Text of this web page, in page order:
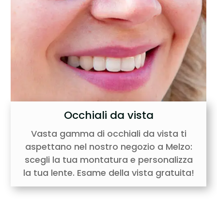
Occhiali da vista
Vasta gamma di occhiali da vista ti
aspettano nel nostro negozio a Melzo:
scegli la tua montatura e personalizza
la tua lente. Esame della vista gratuita!